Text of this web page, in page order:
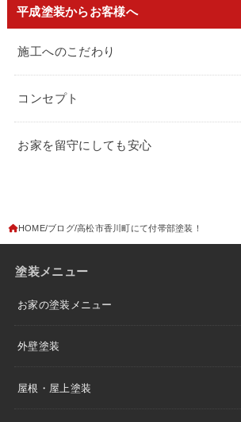
平成塗装からお客様へ
施工へのこだわり
コンセプト
お家を留守にしても安心
HOME ブログ 高松市香川町にて付帯部塗装！
塗装メニュー
お家の塗装メニュー
外壁塗装
屋根・屋上塗装